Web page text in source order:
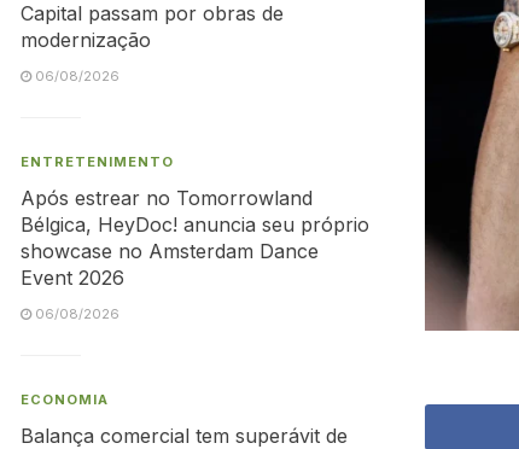
Capital passam por obras de
modernização
06/08/2026
ENTRETENIMENTO
Após estrear no Tomorrowland
Bélgica, HeyDoc! anuncia seu próprio
showcase no Amsterdam Dance
Event 2026
06/08/2026
ECONOMIA
Balança comercial tem superávit de